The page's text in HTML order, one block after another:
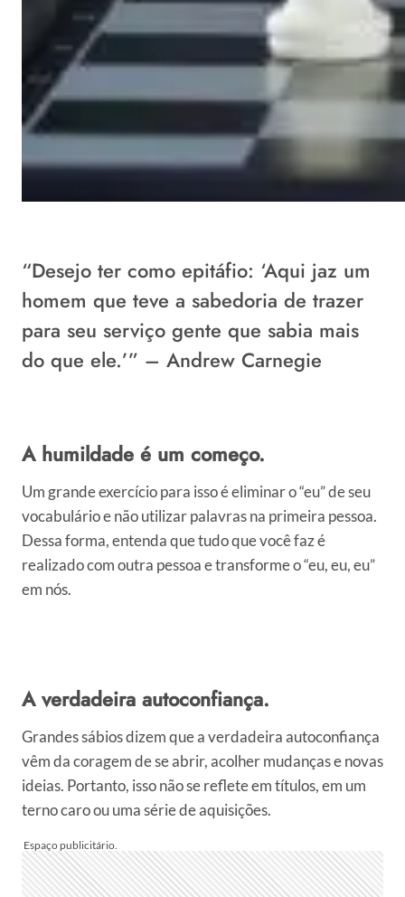
“Desejo ter como epitáfio: ‘Aqui jaz um
homem que teve a sabedoria de trazer
para seu serviço gente que sabia mais
do que ele.’” – Andrew Carnegie
A humildade é um começo.
Um grande exercício para isso é eliminar o “eu” de seu
vocabulário e não utilizar palavras na primeira pessoa.
Dessa forma, entenda que tudo que você faz é
realizado com outra pessoa e transforme o “eu, eu, eu”
em nós.
A verdadeira autoconfiança.
Grandes sábios dizem que a verdadeira autoconfiança
vêm da coragem de se abrir, acolher mudanças e novas
ideias. Portanto, isso não se reflete em títulos, em um
terno caro ou uma série de aquisições.